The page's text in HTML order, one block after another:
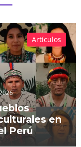
en
Perú
Artículos